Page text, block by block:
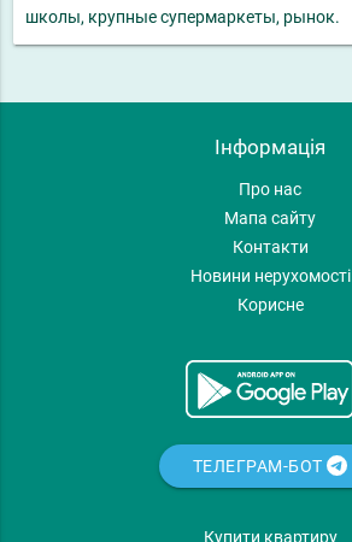
школы, крупные супермаркеты, рынок.
Інформація
Про нас
Мапа сайту
Контакти
Новини нерухомості
Корисне
ТЕЛЕГРАМ-БОТ
Купити квартиру